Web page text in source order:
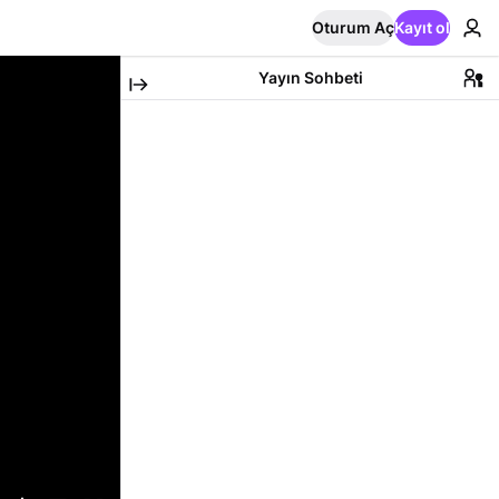
Oturum AçKayıt ol
Yayın Sohbeti